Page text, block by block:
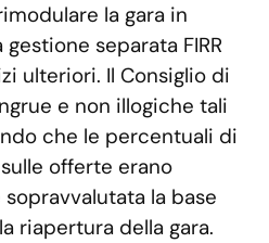
la gara in
separata FIRR
ulteriori. Il Consiglio di
e non illogiche tali
che le percentuali di
offerte erano
la base
riapertura della gara.